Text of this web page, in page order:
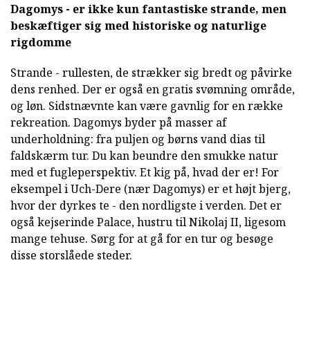
Dagomys - er ikke kun fantastiske strande, men
beskæftiger sig med historiske og naturlige
rigdomme
Strande - rullesten, de strækker sig bredt og påvirke
dens renhed. Der er også en gratis svømning område,
og løn. Sidstnævnte kan være gavnlig for en række
rekreation. Dagomys byder på masser af
underholdning: fra puljen og børns vand dias til
faldskærm tur. Du kan beundre den smukke natur
med et fugleperspektiv. Et kig på, hvad der er! For
eksempel i Uch-Dere (nær Dagomys) er et højt bjerg,
hvor der dyrkes te - den nordligste i verden. Det er
også kejserinde Palace, hustru til Nikolaj II, ligesom
mange tehuse. Sørg for at gå for en tur og besøge
disse storslåede steder.